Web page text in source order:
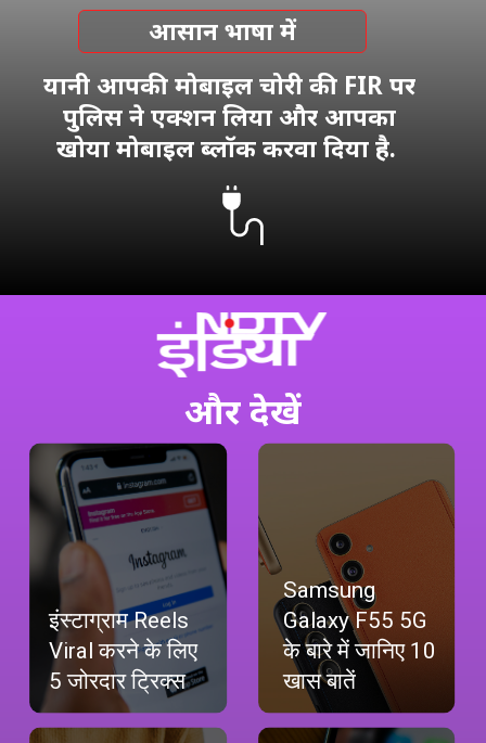
यानी आपकी मोबाइल चोरी की FIR पर
पुलिस ने एक्शन लिया और आपका
खोया मोबाइल ब्लॉक करवा दिया है.
आसान भाषा में
और देखें
Samsung
Galaxy F55 5G
के बारे में जानिए 10
खास बातें
इंस्टाग्राम Reels
Viral करने के लिए
5 जोरदार ट्रिक्स